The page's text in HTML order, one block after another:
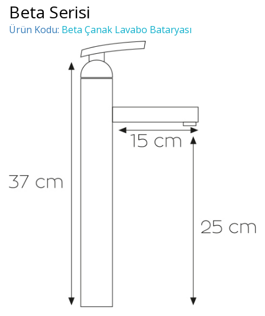
Beta Serisi
Ürün Kodu: Beta Çanak Lavabo Bataryası